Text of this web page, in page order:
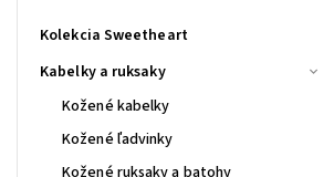
Kolekcia Sweetheart
Kabelky a ruksaky
Kožené kabelky
Kožené ľadvinky
Kožené ruksaky a batohy